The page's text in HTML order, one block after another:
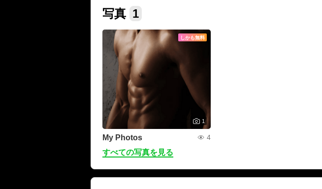
写真 1
しかも無料
1
My Photos 4
すべての写真を見る